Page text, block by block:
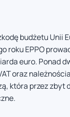
budżetu Unii
roku EPPO
euro. Ponad
oraz
która przez zbyt